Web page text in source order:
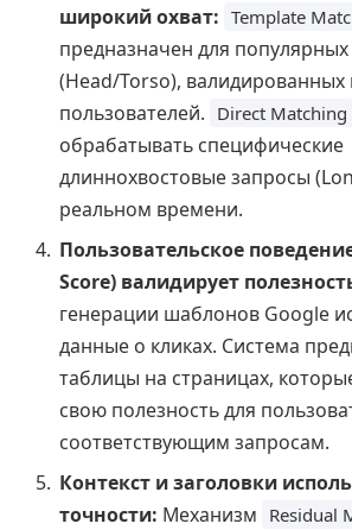
широкий охват: Template
предназначен для
(Head/Torso),
пользователей. Direct Matching
обрабатывать специфические
длиннохвостовые запросы
реальном времени.
Пользовательское
Score) валидирует
генерации шаблонов Google
данные о кликах. Система
таблицы на страницах,
свою полезность для
соответствующим запросам.
Контекст и заголовки
точности: Механизм Residual